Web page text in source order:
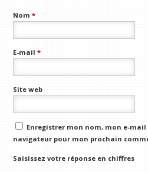
Nom*
E-mail*
Site web
Enregistrer mon nom, mon e-
navigateur pour mon prochain
Saisissez votre réponse en chiffres